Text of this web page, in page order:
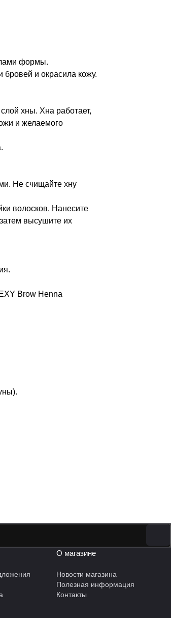
формы.
и окрасила кожу.
хны. Хна работает,
и желаемого
Не счищайте хну
волосков. Нанесите
высушите их
Brow Henna
О магазине
Новости магазина
Полезная информация
Контакты